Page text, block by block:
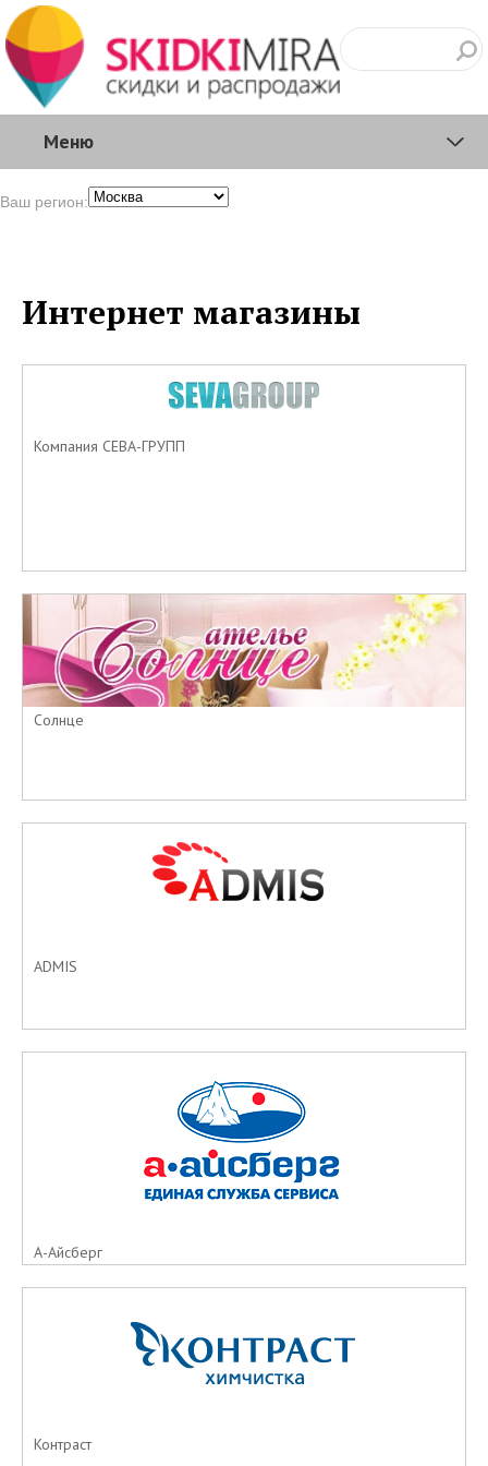
Меню
Ваш регион:
Интернет магазины
Компания СЕВА-ГРУПП
Солнце
ADMIS
А-Айсберг
Контраст